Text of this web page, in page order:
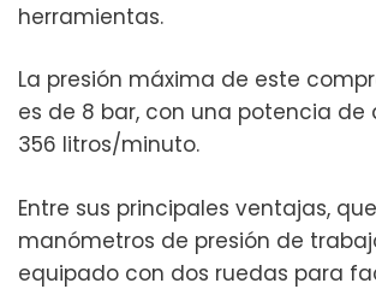
herramientas.
La presión máxima de este
es de 8 bar, con una potencia de
356 litros/minuto.
Entre sus principales ventajas,
manómetros de presión de
equipado con dos ruedas para